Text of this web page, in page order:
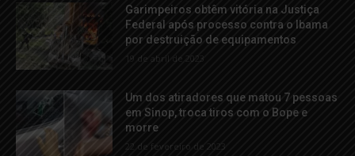
Garimpeiros obtêm vitória na Justiça
Federal após processo contra o Ibama
por destruição de equipamentos
19 de abril de 2023
Um dos atiradores que matou 7 pessoas
em Sinop, troca tiros com o Bope e
morre
22 de fevereiro de 2023